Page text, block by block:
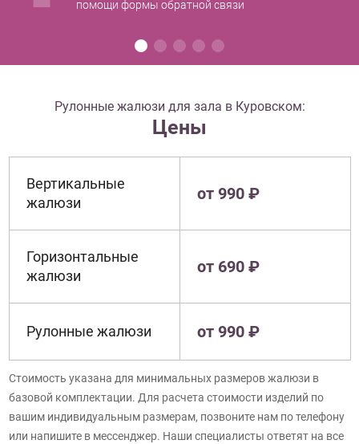
помощи формы обратной связи
Рулонные жалюзи для зала в Куровском:
Цены
Вертикальные
жалюзи
от 990 ₽
Горизонтальные
жалюзи
от 690 ₽
Рулонные жалюзи от 990 ₽
Стоимость указана для минимальных размеров жалюзи в
базовой комплектации. Для расчета стоимости изделий по
вашим индивидуальным размерам, позвоните нам по телефону
или напишите в мессенджер. Наши специалисты ответят на все